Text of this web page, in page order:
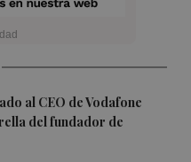
al CEO de Vodafone
del fundador de